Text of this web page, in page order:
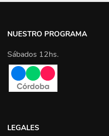
NUESTRO PROGRAMA
Sábados 12hs.
LEGALES